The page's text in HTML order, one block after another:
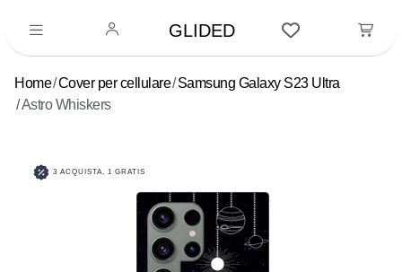
GLIDED
Home Cover per cellulare Samsung Galaxy S23 Ultra
Astro Whiskers
3 ACQUISTA, 1 GRATIS